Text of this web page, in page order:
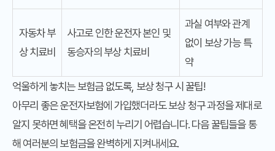
자동차 부
상 치료비
사고로 인한 운전자 본인 및
동승자의 부상 치료비
과실 여부와 관계
없이 보상 가능 특
약
억울하게 놓치는 보험금 없도록, 보상 청구 시 꿀팁!
아무리 좋은 운전자보험에 가입했더라도 보상 청구 과정을 제대로
알지 못하면 혜택을 온전히 누리기 어렵습니다. 다음 꿀팁들을 통
해 여러분의 보험금을 완벽하게 지켜내세요.